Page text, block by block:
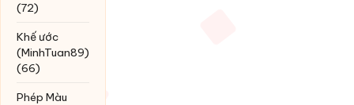
(72)
Khế ước
(MinhTuan89)
(66)
Phép Màu